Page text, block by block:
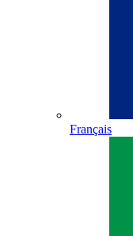
Français